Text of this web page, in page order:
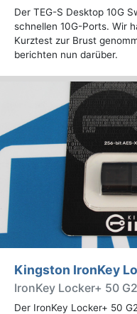
Der TEG-S Desktop 10G
schnellen 10G-Ports. Wir
Kurztest zur Brust
berichten nun darüber.
Kingston IronKey
IronKey Locker+ 50
Der IronKey Locker+ 50